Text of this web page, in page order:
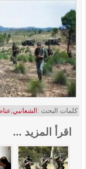
كلمات البحث : الشعانبي;
اقرأ المزيد ...